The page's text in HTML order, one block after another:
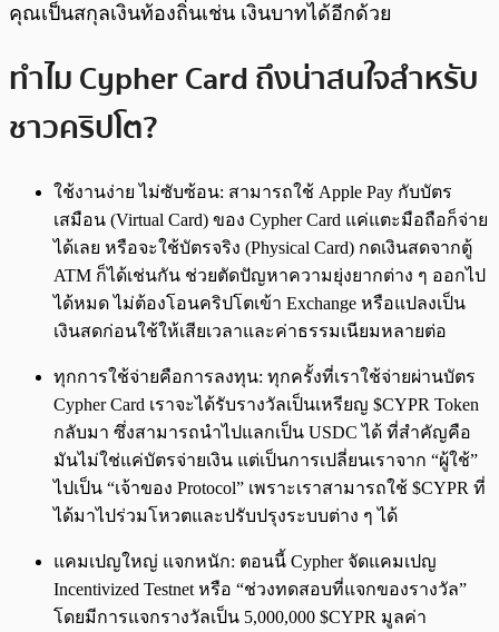
คุณเป็นสกุลเงินท้องถิ่นเช่น เงินบาทได้อีกด้วย
ทำไม Cypher Card ถึงน่าสนใจสำหรับ
ชาวคริปโต?
ใช้งานง่าย ไม่ซับซ้อน: สามารถใช้ Apple Pay กับบัตร
เสมือน (Virtual Card) ของ Cypher Card แค่แตะมือถือก็จ่าย
ได้เลย หรือจะใช้บัตรจริง (Physical Card) กดเงินสดจากตู้
ATM ก็ได้เช่นกัน ช่วยตัดปัญหาความยุ่งยากต่าง ๆ ออกไป
ได้หมด ไม่ต้องโอนคริปโตเข้า Exchange หรือแปลงเป็น
เงินสดก่อนใช้ให้เสียเวลาและค่าธรรมเนียมหลายต่อ
ทุกการใช้จ่ายคือการลงทุน: ทุกครั้งที่เราใช้จ่ายผ่านบัตร
Cypher Card เราจะได้รับรางวัลเป็นเหรียญ $CYPR Token
กลับมา ซึ่งสามารถนำไปแลกเป็น USDC ได้ ที่สำคัญคือ
มันไม่ใช่แค่บัตรจ่ายเงิน แต่เป็นการเปลี่ยนเราจาก “ผู้ใช้”
ไปเป็น “เจ้าของ Protocol” เพราะเราสามารถใช้ $CYPR ที่
ได้มาไปร่วมโหวตและปรับปรุงระบบต่าง ๆ ได้
แคมเปญใหญ่ แจกหนัก: ตอนนี้ Cypher จัดแคมเปญ
Incentivized Testnet หรือ “ช่วงทดสอบที่แจกของรางวัล”
โดยมีการแจกรางวัลเป็น 5,000,000 $CYPR มูลค่า